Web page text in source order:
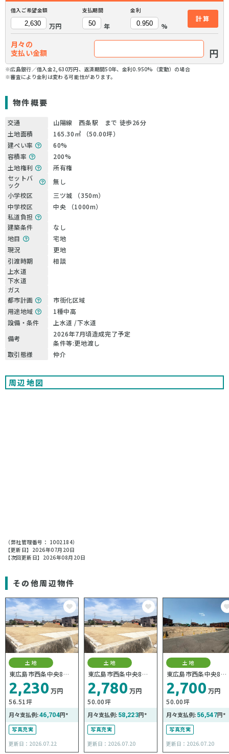
借入ご希望金額
万円
支払期間
年
金利
%
計算
月々の
支払い金額
円
※広島銀行／借入金2,630万円、返済期間50年、金利0.950%（変動）の場合
※審査により金利は変わる可能性があります。
物件概要
交通
山陽線 西条駅 まで 徒歩26分
土地面積
165.30㎡ （50.00坪）
建ぺい率
60%
容積率
200%
土地権利
所有権
セットバ
ック
無し
小学校区
三ツ城 （350m）
中学校区
中央 （1000m）
私道負担
建築条件
なし
地目
宅地
現況
更地
引渡時期
相談
上水道
下水道
ガス
都市計画
市街化区域
用途地域
1種中高
設備・条件
上水道 /下水道
備考
2026年7月頃造成完了予定
条件等:更地渡し
取引態様
仲介
周辺地図
（弊社管理番号： 1002184）
【更新日】2026年07月20日
【次回更新日】2026年08月20日
その他周辺物件
土地
東広島市西条中央8丁
目
2,230 万円
56.51坪
月々支払例:46,704円*
写真充実
更新日：2026.07.22
土地
東広島市西条中央8丁
目
2,780 万円
50.00坪
月々支払例:58,223円*
写真充実
更新日：2026.07.20
土地
東広島市西条中央8丁
目
2,700 万円
50.00坪
月々支払例:56,547円*
写真充実
更新日：2026.07.20